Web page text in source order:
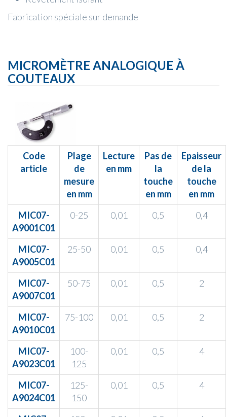
Fabrication spéciale sur demande
MICROMÈTRE ANALOGIQUE À
COUTEAUX
Code
article
Plage
de
mesure
en mm
Lecture
en mm
Pas de
la
touche
en mm
Epaisseur
de la
touche
en mm
MIC07-
A9001C01
0-25 0,01 0,5 0,4
MIC07-
A9005C01
25-50 0,01 0,5 0,4
MIC07-
A9007C01
50-75 0,01 0,5 2
MIC07-
A9010C01
75-100 0,01 0,5 2
MIC07-
A9023C01
100-
125
0,01 0,5 4
MIC07-
A9024C01
125-
150
0,01 0,5 4